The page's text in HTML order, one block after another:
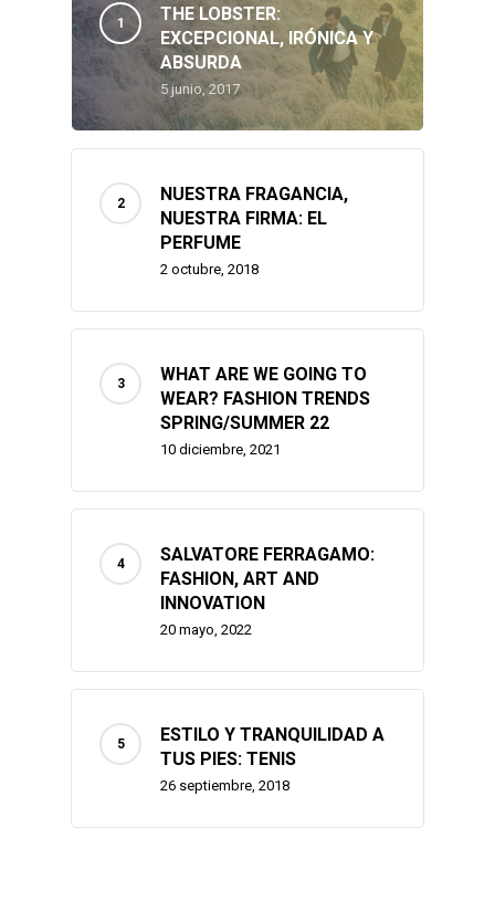
THE LOBSTER:
EXCEPCIONAL, IRÓNICA Y
ABSURDA
5 junio, 2017
NUESTRA FRAGANCIA,
NUESTRA FIRMA: EL
PERFUME
2 octubre, 2018
WHAT ARE WE GOING TO
WEAR? FASHION TRENDS
SPRING/SUMMER 22
10 diciembre, 2021
SALVATORE FERRAGAMO:
FASHION, ART AND
INNOVATION
20 mayo, 2022
ESTILO Y TRANQUILIDAD A
TUS PIES: TENIS
26 septiembre, 2018
Makeup & Beauty
Travel
Contact